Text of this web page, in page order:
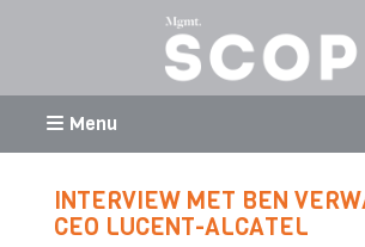
Menu
INTERVIEW MET BEN
CEO LUCENT-ALCATEL